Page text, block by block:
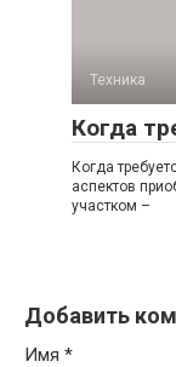
Техника
Когда
Когда
аспектов
участком –
Добавить
Имя *